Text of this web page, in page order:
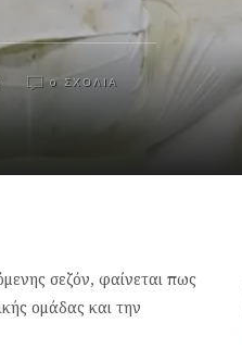
0 ΣΧΌΛΙΑ
σεζόν, φαίνεται πως
ομάδας και την